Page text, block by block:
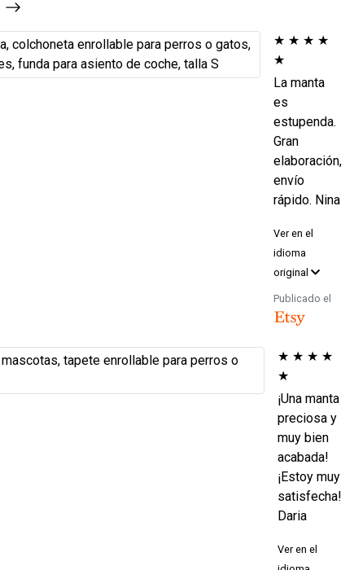
★ ★ ★ ★
★
La manta
es
estupenda.
Gran
elaboración,
envío
rápido. Nina
Ver en el
idioma
original
Publicado el
★ ★ ★ ★
★
¡Una manta
preciosa y
muy bien
acabada!
¡Estoy muy
satisfecha!
Daria
Ver en el